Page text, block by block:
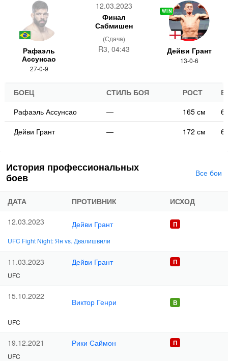
Рафаэль
Ассунсао
27-0-9
12.03.2023
Финал
Сабмишен
(Сдача)
R3, 04:43
WIN
Дейви Грант
13-0-6
БОЕЦ СТИЛЬ БОЯ РОСТ
Рафаэль Ассунсао
— 165 см
Дейви Грант
— 172 см
История профессиональных
боев
Все бои
ДАТА ПРОТИВНИК
ИСХОД
12.03.2023
Дейви Грант
UFC Fight Night: Ян vs. Двалишвили
11.03.2023 Дейви Грант
UFC
15.10.2022
Виктор Генри
UFC
19.12.2021 Рики Саймон
UFC